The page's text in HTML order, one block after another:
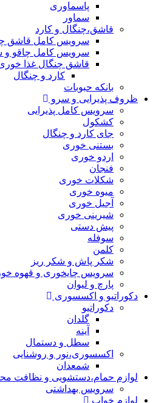
پاسماوری
سماور
قاشق،چنگال و کارد
سرویس کامل قاشق
سرویس کامل چاقو و
قاشق چنگال غذا
کارد و چنگال
بانکه حبوبات
ظروف پذیرایی و سرو
سرویس کامل پذیرایی
کشکول
جای کارد و چنگال
بستنی خوری
اردو خوری
فنجان
شکلات خوری
میوه خوری
آجیل خوری
شیرینی خوری
پیش دستی
سوفله
کلمن
شکر پاش و شکر ریز
سرویس چایخوری و قهوه
پارچ و لیوان
دکوراتیو و اکسسوری
دکوراتیو
گلدان
آینه
سطل و دستمال
اکسسوری،نور و روشنایی
شمعدان
لوازم حمام،دستشویی و نظافت
سرویس بهداشتی
لوازم خواب